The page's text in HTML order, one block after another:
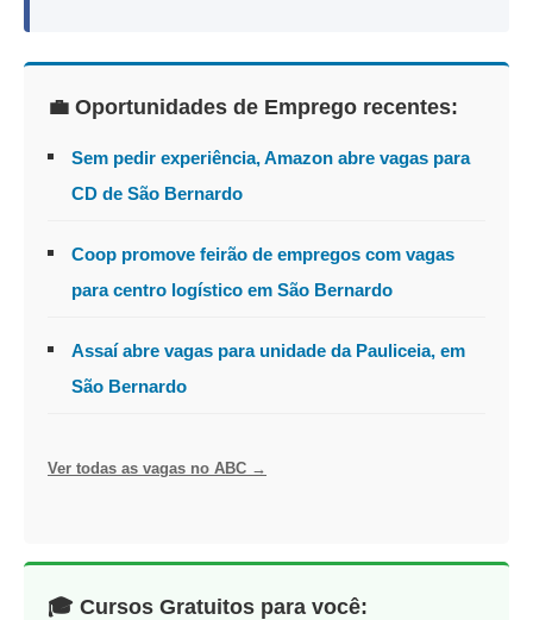
💼 Oportunidades de Emprego recentes:
Sem pedir experiência, Amazon abre vagas para
CD de São Bernardo
Coop promove feirão de empregos com vagas
para centro logístico em São Bernardo
Assaí abre vagas para unidade da Pauliceia, em
São Bernardo
Ver todas as vagas no ABC →
🎓 Cursos Gratuitos para você: